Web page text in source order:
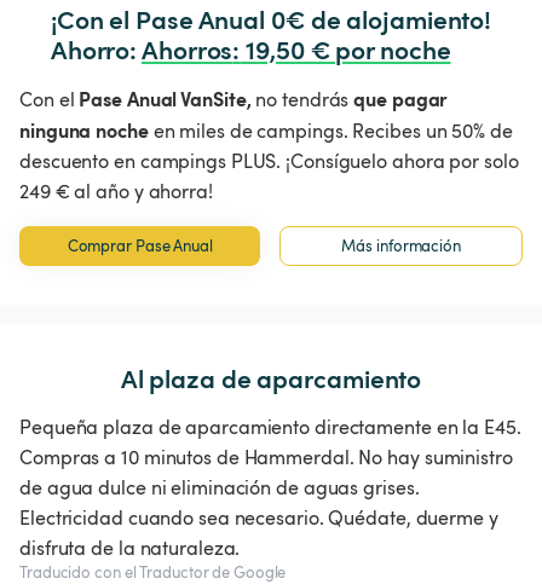
¡Con el Pase Anual 0€ de alojamiento!
Ahorro: Ahorros: 19,50 € por noche
Con el Pase Anual VanSite, no tendrásque pagar
ninguna nocheen miles de campings. Recibes un 50% de
descuento en campings PLUS. ¡Consíguelo ahora por solo
249 € al año y ahorra!
Comprar Pase Anual Más información
Al plaza de aparcamiento
Pequeña plaza de aparcamiento directamente en la E45.
Compras a 10 minutos de Hammerdal. No hay suministro
de agua dulce ni eliminación de aguas grises.
Electricidad cuando sea necesario. Quédate, duerme y
disfruta de la naturaleza.
Traducido con el Traductor de Google